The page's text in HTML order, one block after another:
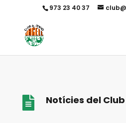
973 23 40 37
 Notícies del Club